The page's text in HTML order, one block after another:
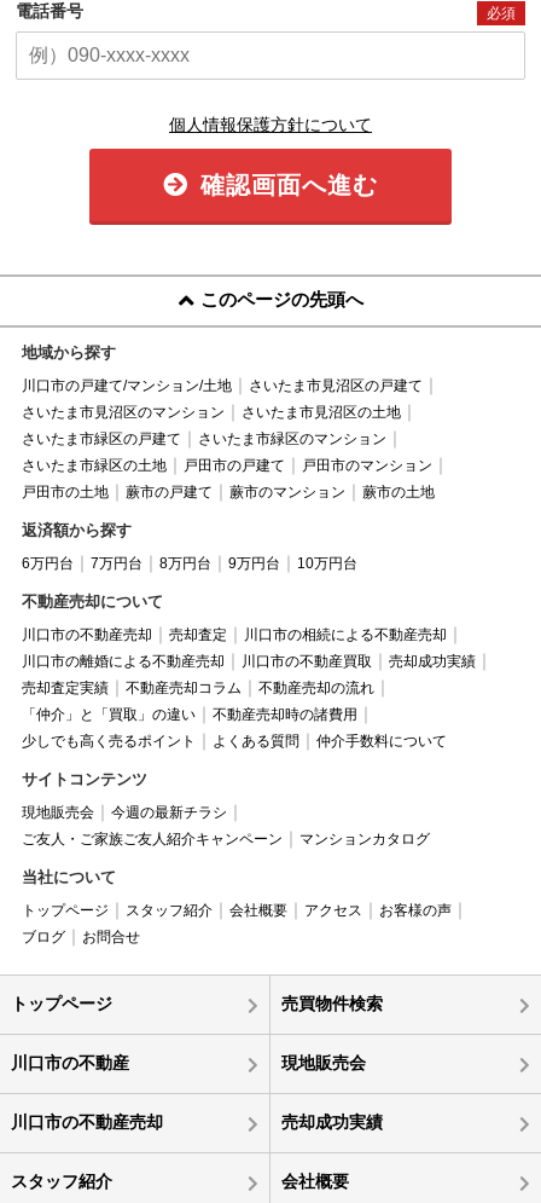
電話番号 必須
個人情報保護方針について
確認画面へ進む
このページの先頭へ
地域から探す
川口市の戸建て/マンション/土地
さいたま市見沼区の戸建て
さいたま市見沼区のマンション
さいたま市見沼区の土地
さいたま市緑区の戸建て
さいたま市緑区のマンション
さいたま市緑区の土地
戸田市の戸建て
戸田市のマンション
戸田市の土地
蕨市の戸建て 蕨市のマンション 蕨市の土地
返済額から探す
6万円台 7万円台 8万円台 9万円台 10万円台
不動産売却について
川口市の不動産売却 売却査定
川口市の相続による不動産売却
川口市の離婚による不動産売却
川口市の不動産買取
売却成功実績
売却査定実績
不動産売却コラム
不動産売却の流れ
「仲介」と「買取」の違い
不動産売却時の諸費用
少しでも高く売るポイント
よくある質問 仲介手数料について
サイトコンテンツ
現地販売会
今週の最新チラシ
ご友人・ご家族ご友人紹介キャンペーン
マンションカタログ
当社について
トップページ スタッフ紹介 会社概要 アクセス
お客様の声
ブログ
お問合せ
トップページ 売買物件検索
川口市の不動産 現地販売会
川口市の不動産売却 売却成功実績
スタッフ紹介 会社概要